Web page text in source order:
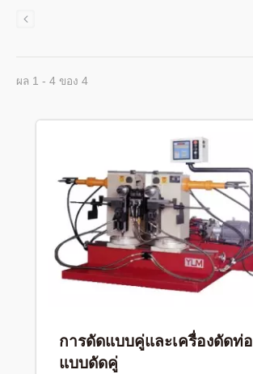
ผล 1 - 4 ของ 4
การดัดแบบคู่และเครื่องดัดท่อ
แบบดัดคู่